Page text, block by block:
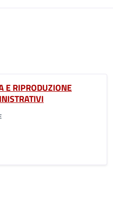
E RIPRODUZIONE